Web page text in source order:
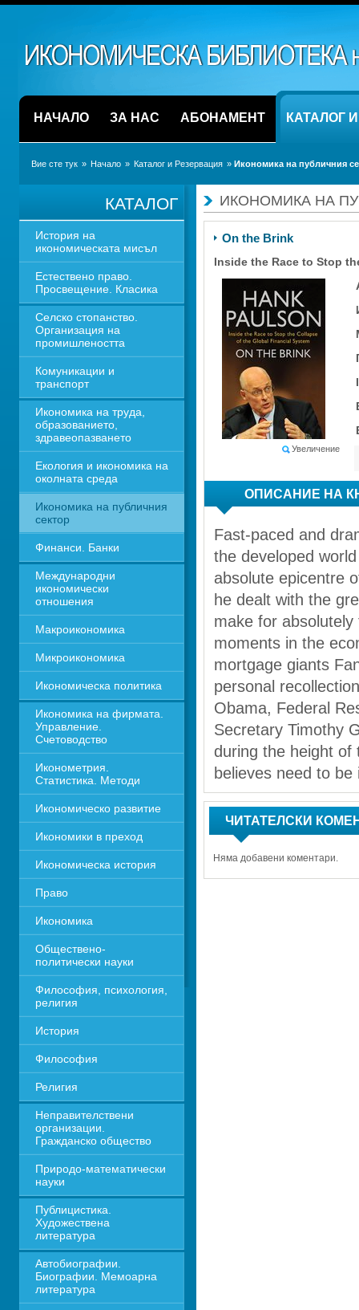
НАЧАЛО ЗА НАС АБОНАМЕНТ КАТАЛОГ
Вие сте тук » Начало » Каталог и Резервация » Икономика на публичния
КАТАЛОГ
История на
икономическата мисъл
Естествено право.
Просвещение. Класика
Селско стопанство.
Организация на
промишлеността
Комуникации и
транспорт
Икономика на труда,
образованието,
здравеопазването
Екология и икономика на
околната среда
Икономика на публичния
сектор
Финанси. Банки
Международни
икономически
отношения
Макроикономика
Микроикономика
Икономическа политика
Икономика на фирмата.
Управление.
Счетоводство
Иконометрия.
Статистика. Методи
Икономическо развитие
Икономики в преход
Икономическа история
Право
Икономика
Обществено-
политически науки
Философия, психология,
религия
История
Философия
Религия
Неправителствени
организации.
Гражданско общество
Природо-математически
науки
Публицистика.
Художествена
литература
Автобиографии.
Биографии. Мемоарна
литература
ИКОНОМИКА НА
On the Brink
Inside the Race to Stop
Увеличение
ОПИСАНИЕ НА
Fast-paced and
the developed
absolute epicentre
he dealt with the
make for
moments in the
mortgage giants
personal
Obama, Federal
Secretary Timothy
during the height of
believes need to
ЧИТАТЕЛСКИ
Няма добавени коментари.